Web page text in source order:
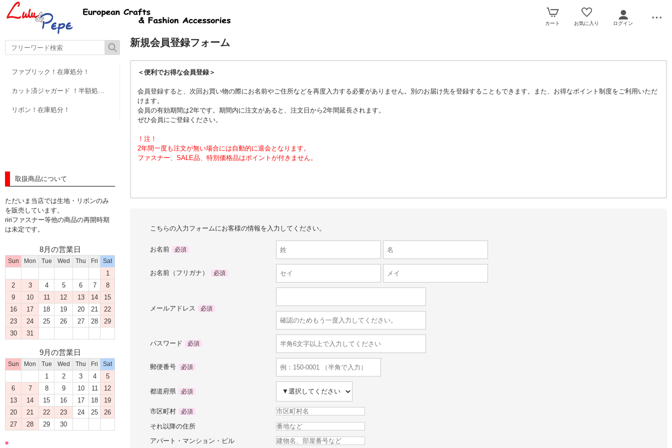
カート お気に入り ログイン
ファブリック！在庫処分！
カット済ジャガード ！半額処分！
リボン！在庫処分！
取扱商品について
ただいま当店では生地・リボンのみ
を販売しています。
ririファスナー等他の商品の再開時期
は未定です。
8月の営業日
Sun Mon Tue Wed Thu Fri Sat
1
2
3 4 5 6 7
8
9
10 11 12 13 14
15
16
17 18 19 20 21
22
23
24 25 26 27 28
29
30
31
9月の営業日
Sun Mon Tue Wed Thu Fri Sat
1 2 3 4
5
6
7 8 9 10 11
12
13
14 15 16 17 18
19
20
21 22 23 24 25
26
27
28 29 30
■
新規会員登録フォーム
＜便利でお得な会員登録＞
会員登録すると、次回お買い物の際にお名前やご住所などを再度入力する必要がありません。別のお届け先を登録することもできます。また、お得なポイント制度をご利用いただ
けます。
会員の有効期間は2年です。期間内に注文があると、注文日から2年間延長されます。
ぜひ会員にご登録ください。
！注！
2年間一度も注文が無い場合には自動的に退会となります。
ファスナー、SALE品、特別価格品はポイントが付きません。
こちらの入力フォームにお客様の情報を入力してください。
お名前 必須
お名前（フリガナ） 必須
メールアドレス 必須
パスワード 必須
郵便番号 必須
都道府県 必須
市区町村 必須
それ以降の住所
アパート・マンション・ビル